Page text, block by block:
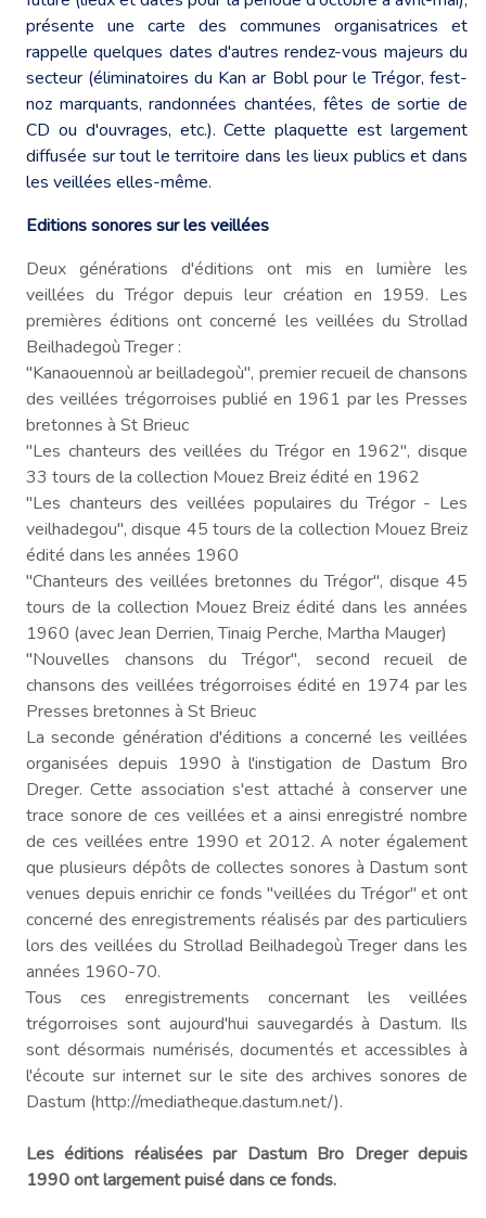
présente une carte des communes organisatrices et
rappelle quelques dates d'autres rendez-vous majeurs du
secteur (éliminatoires du Kan ar Bobl pour le Trégor, fest-
noz marquants, randonnées chantées, fêtes de sortie de
CD ou d'ouvrages, etc.). Cette plaquette est largement
diffusée sur tout le territoire dans les lieux publics et dans
les veillées elles-même.
Editions sonores sur les veillées
Deux générations d'éditions ont mis en lumière les
veillées du Trégor depuis leur création en 1959. Les
premières éditions ont concerné les veillées du Strollad
Beilhadegoù Treger :
"Kanaouennoù ar beilladegoù", premier recueil de chansons
des veillées trégorroises publié en 1961 par les Presses
bretonnes à St Brieuc
"Les chanteurs des veillées du Trégor en 1962", disque
33 tours de la collection Mouez Breiz édité en 1962
"Les chanteurs des veillées populaires du Trégor - Les
veilhadegou", disque 45 tours de la collection Mouez Breiz
édité dans les années 1960
"Chanteurs des veillées bretonnes du Trégor", disque 45
tours de la collection Mouez Breiz édité dans les années
1960 (avec Jean Derrien, Tinaig Perche, Martha Mauger)
"Nouvelles chansons du Trégor", second recueil de
chansons des veillées trégorroises édité en 1974 par les
Presses bretonnes à St Brieuc
La seconde génération d'éditions a concerné les veillées
organisées depuis 1990 à l'instigation de Dastum Bro
Dreger. Cette association s'est attaché à conserver une
trace sonore de ces veillées et a ainsi enregistré nombre
de ces veillées entre 1990 et 2012. A noter également
que plusieurs dépôts de collectes sonores à Dastum sont
venues depuis enrichir ce fonds "veillées du Trégor" et ont
concerné des enregistrements réalisés par des particuliers
lors des veillées du Strollad Beilhadegoù Treger dans les
années 1960-70.
Tous ces enregistrements concernant les veillées
trégorroises sont aujourd'hui sauvegardés à Dastum. Ils
sont désormais numérisés, documentés et accessibles à
l'écoute sur internet sur le site des archives sonores de
Dastum (http://mediatheque.dastum.net/).
Les éditions réalisées par Dastum Bro Dreger depuis
1990 ont largement puisé dans ce fonds.